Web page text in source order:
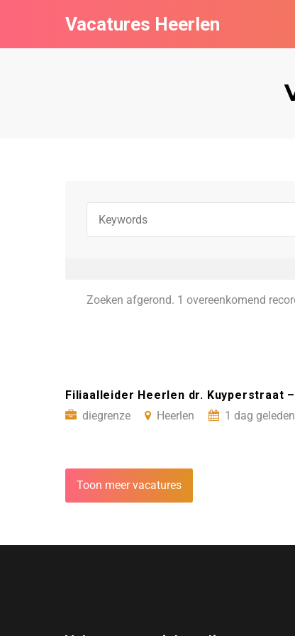
Vacatures Heerlen
Zoeken afgerond. 1 overeenkomend
Filiaalleider Heerlen dr. Kuyperstraat
diegrenze
Heerlen 1 dag
Toon meer vacatures